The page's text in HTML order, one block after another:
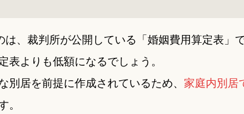
、裁判所が公開している「婚姻費用算定表」
よりも低額になるでしょう。
居を前提に作成されているため、 家庭内別居
。